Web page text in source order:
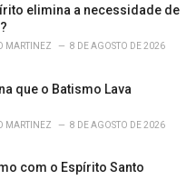
elimina a necessidade de
MARTINEZ 8 DE AGOSTO DE 2026
que o Batismo Lava
MARTINEZ 8 DE AGOSTO DE 2026
com o Espírito Santo